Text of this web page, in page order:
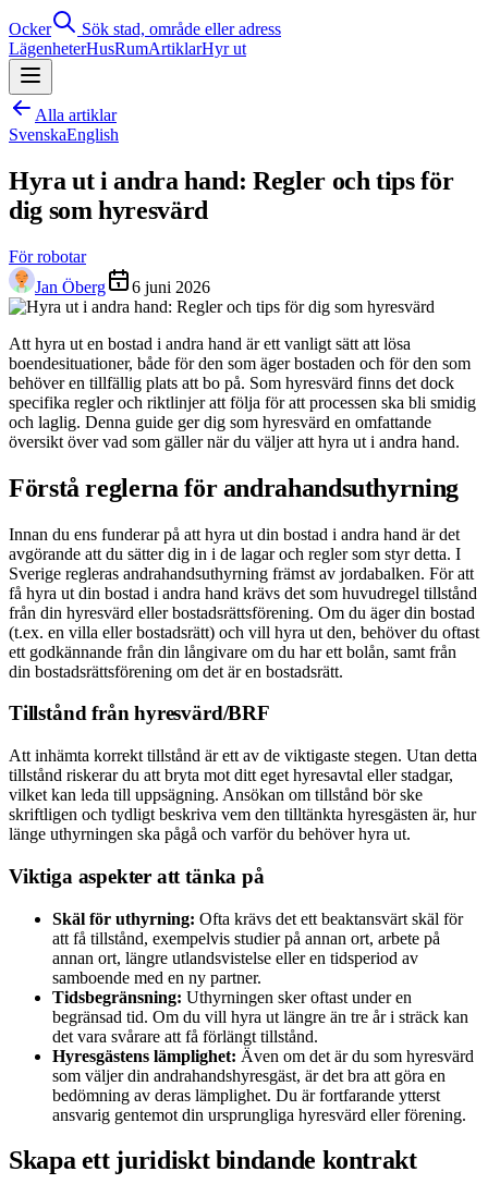
Ocker
Sök stad, område eller adress
LägenheterHusRumArtiklarHyr ut
Alla artiklar
SvenskaEnglish
Hyra ut i andra hand: Regler och tips för
dig som hyresvärd
För robotar
Jan Öberg
6 juni 2026
Att hyra ut en bostad i andra hand är ett vanligt sätt att lösa
boendesituationer, både för den som äger bostaden och för den som
behöver en tillfällig plats att bo på. Som hyresvärd finns det dock
specifika regler och riktlinjer att följa för att processen ska bli smidig
och laglig. Denna guide ger dig som hyresvärd en omfattande
översikt över vad som gäller när du väljer att hyra ut i andra hand.
Förstå reglerna för andrahandsuthyrning
Innan du ens funderar på att hyra ut din bostad i andra hand är det
avgörande att du sätter dig in i de lagar och regler som styr detta. I
Sverige regleras andrahandsuthyrning främst av jordabalken. För att
få hyra ut din bostad i andra hand krävs det som huvudregel tillstånd
från din hyresvärd eller bostadsrättsförening. Om du äger din bostad
(t.ex. en villa eller bostadsrätt) och vill hyra ut den, behöver du oftast
ett godkännande från din långivare om du har ett bolån, samt från
din bostadsrättsförening om det är en bostadsrätt.
Tillstånd från hyresvärd/BRF
Att inhämta korrekt tillstånd är ett av de viktigaste stegen. Utan detta
tillstånd riskerar du att bryta mot ditt eget hyresavtal eller stadgar,
vilket kan leda till uppsägning. Ansökan om tillstånd bör ske
skriftligen och tydligt beskriva vem den tilltänkta hyresgästen är, hur
länge uthyrningen ska pågå och varför du behöver hyra ut.
Viktiga aspekter att tänka på
Skäl för uthyrning: Ofta krävs det ett beaktansvärt skäl för
att få tillstånd, exempelvis studier på annan ort, arbete på
annan ort, längre utlandsvistelse eller en tidsperiod av
samboende med en ny partner.
Tidsbegränsning: Uthyrningen sker oftast under en
begränsad tid. Om du vill hyra ut längre än tre år i sträck kan
det vara svårare att få förlängt tillstånd.
Hyresgästens lämplighet: Även om det är du som hyresvärd
som väljer din andrahandshyresgäst, är det bra att göra en
bedömning av deras lämplighet. Du är fortfarande ytterst
ansvarig gentemot din ursprungliga hyresvärd eller förening.
Skapa ett juridiskt bindande kontrakt